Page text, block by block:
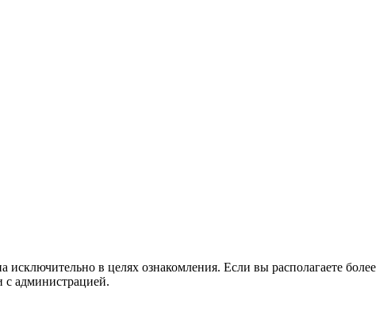
в целях ознакомления. Если вы располагаете более
с администрацией.